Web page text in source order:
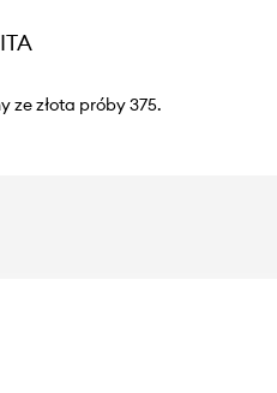
ze złota próby 375.